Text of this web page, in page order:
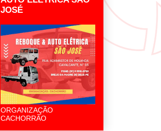
JOSÉ
ORGANIZAÇÃO
CACHORRÃO